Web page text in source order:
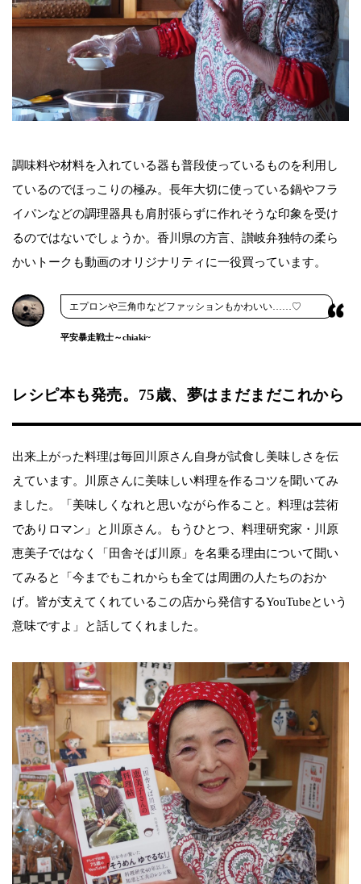
調味料や材料を入れている器も普段使っているものを利用し
ているのでほっこりの極み。長年大切に使っている鍋やフラ
イパンなどの調理器具も肩肘張らずに作れそうな印象を受け
るのではないでしょうか。香川県の方言、讃岐弁独特の柔ら
かいトークも動画のオリジナリティに一役買っています。
エプロンや三角巾などファッションもかわいい……♡
平安暴走戦士～chiaki~
レシピ本も発売。75歳、夢はまだまだこれから
出来上がった料理は毎回川原さん自身が試食し美味しさを伝
えています。川原さんに美味しい料理を作るコツを聞いてみ
ました。「美味しくなれと思いながら作ること。料理は芸術
でありロマン」と川原さん。もうひとつ、料理研究家・川原
恵美子ではなく「田舎そば川原」を名乗る理由について聞い
てみると「今までもこれからも全ては周囲の人たちのおか
げ。皆が支えてくれているこの店から発信するYouTubeという
意味ですよ」と話してくれました。